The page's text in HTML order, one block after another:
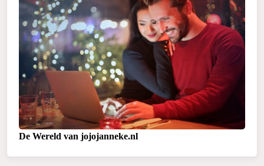
De Wereld van jojojanneke.nl